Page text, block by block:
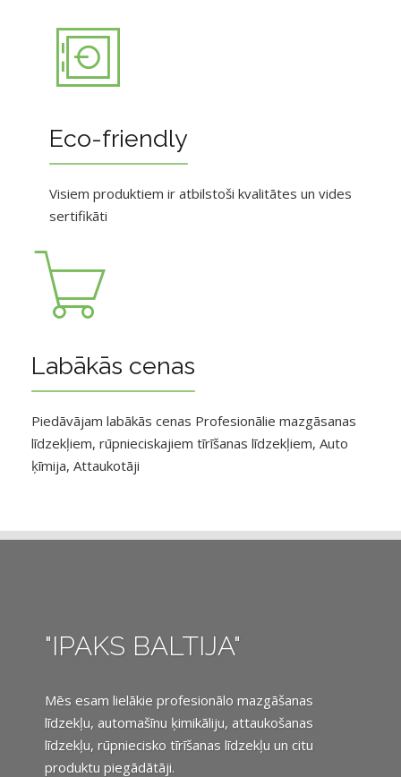
Eco-friendly
Visiem produktiem ir atbilstoši kvalitātes un vides
sertifikāti
Labākās cenas
Piedāvājam labākās cenas Profesionālie mazgāsanas
līdzekļiem, rūpnieciskajiem tīrīšanas līdzekļiem, Auto
ķīmija, Attaukotāji
"IPAKS BALTIJA"
Mēs esam lielākie profesionālo mazgāšanas
līdzekļu, automašīnu ķimikāliju, attaukošanas
līdzekļu, rūpniecisko tīrīšanas līdzekļu un citu
produktu piegādātāji.